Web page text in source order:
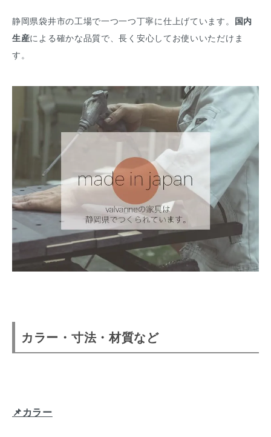
静岡県袋井市の工場で一つ一つ丁寧に仕上げています。 国内
生産による確かな品質で、長く安心してお使いいただけま
す。
カラー・寸法・材質など
📌カラー